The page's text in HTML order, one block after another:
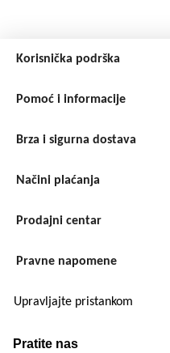
Korisnička podrška
Pomoć i informacije
Brza i sigurna dostava
Načini plaćanja
Prodajni centar
Pravne napomene
Upravljajte pristankom
Pratite nas